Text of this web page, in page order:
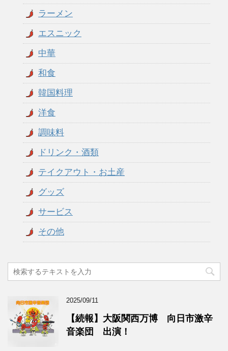
ラーメン
エスニック
中華
和食
韓国料理
洋食
調味料
ドリンク・酒類
テイクアウト・お土産
グッズ
サービス
その他
2025/09/11
【続報】大阪関西万博 向日市激辛
音楽団 出演！